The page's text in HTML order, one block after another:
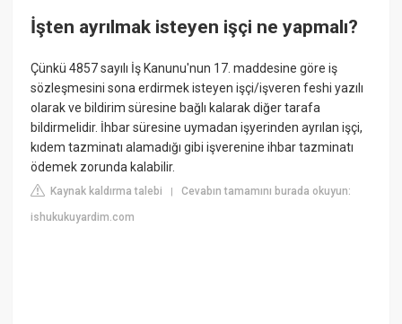
İşten ayrılmak isteyen işçi ne yapmalı?
Çünkü 4857 sayılı İş Kanunu'nun 17. maddesine göre iş
sözleşmesini sona erdirmek isteyen işçi/işveren feshi yazılı
olarak ve bildirim süresine bağlı kalarak diğer tarafa
bildirmelidir. İhbar süresine uymadan işyerinden ayrılan işçi,
kıdem tazminatı alamadığı gibi işverenine ihbar tazminatı
ödemek zorunda kalabilir.
Kaynak kaldırma talebi |Cevabın tamamını burada okuyun:
ishukukuyardim.com